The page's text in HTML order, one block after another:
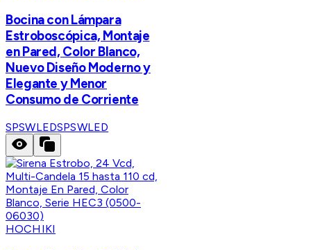
Bocina con Lámpara
Estroboscópica, Montaje
en Pared, Color Blanco,
Nuevo Diseño Moderno y
Elegante y Menor
Consumo de Corriente
SPSWLEDSPSWLED
HOCHIKI